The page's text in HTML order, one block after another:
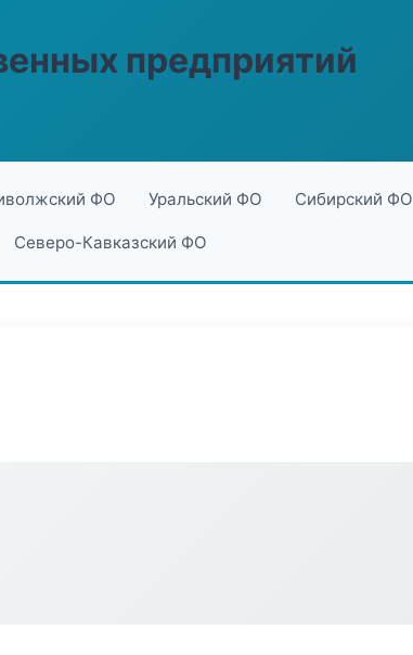
предприятий
ФО Уральский ФО Сибирский ФО
Северо-Кавказский ФО